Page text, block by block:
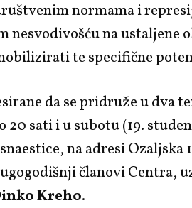
normama i
nesvodivošću na ustaljene
te specifične
da se pridruže u dva
20 sati i u subotu (19.
na adresi Ozaljska
članovi Centra,
Kreho.